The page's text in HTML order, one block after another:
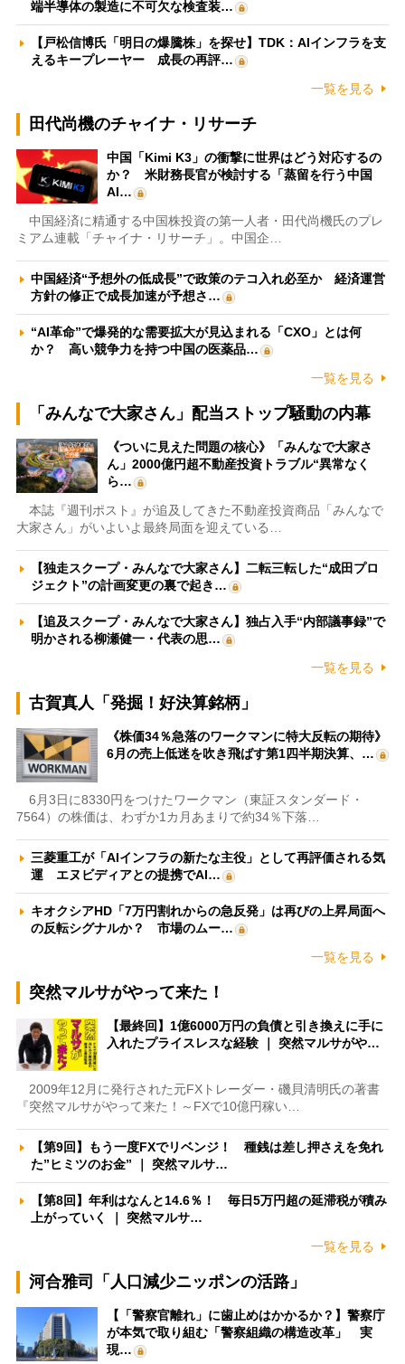
端半導体の製造に不可欠な検査装…
【戸松信博氏「明日の爆騰株」を探せ】TDK：AIインフラを支
えるキープレーヤー 成長の再評…
一覧を見る
田代尚機のチャイナ・リサーチ
中国「Kimi K3」の衝撃に世界はどう対応するの
か？ 米財務長官が検討する「蒸留を行う中国
AI…
中国経済に精通する中国株投資の第一人者・田代尚機氏のプレ
ミアム連載「チャイナ・リサーチ」。中国企…
中国経済“予想外の低成長”で政策のテコ入れ必至か 経済運営
方針の修正で成長加速が予想さ…
“AI革命”で爆発的な需要拡大が見込まれる「CXO」とは何
か？ 高い競争力を持つ中国の医薬品…
一覧を見る
「みんなで大家さん」配当ストップ騒動の内幕
《ついに見えた問題の核心》「みんなで大家さ
ん」2000億円超不動産投資トラブル“異常なく
ら…
本誌『週刊ポスト』が追及してきた不動産投資商品「みんなで
大家さん」がいよいよ最終局面を迎えている…
【独走スクープ・みんなで大家さん】二転三転した“成田プロ
ジェクト”の計画変更の裏で起き…
【追及スクープ・みんなで大家さん】独占入手“内部議事録”で
明かされる柳瀬健一・代表の思…
一覧を見る
古賀真人「発掘！好決算銘柄」
《株価34％急落のワークマンに特大反転の期待》
6月の売上低迷を吹き飛ばす第1四半期決算、…
6月3日に8330円をつけたワークマン（東証スタンダード・
7564）の株価は、わずか1カ月あまりで約34％下落…
三菱重工が「AIインフラの新たな主役」として再評価される気
運 エヌビディアとの提携でAI…
キオクシアHD「7万円割れからの急反発」は再びの上昇局面へ
の反転シグナルか？ 市場のムー…
一覧を見る
突然マルサがやって来た！
【最終回】1億6000万円の負債と引き換えに手に
入れたプライスレスな経験 ｜ 突然マルサがや…
2009年12月に発行された元FXトレーダー・磯貝清明氏の著書
『突然マルサがやって来た！～FXで10億円稼い…
【第9回】もう一度FXでリベンジ！ 種銭は差し押さえを免れ
た”ヒミツのお金” ｜ 突然マルサ…
【第8回】年利はなんと14.6％！ 毎日5万円超の延滞税が積み
上がっていく ｜ 突然マルサ…
一覧を見る
河合雅司「人口減少ニッポンの活路」
【「警察官離れ」に歯止めはかかるか？】警察庁
が本気で取り組む「警察組織の構造改革」 実
現…